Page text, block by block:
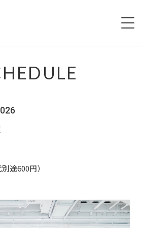
SCHEDULE
HALL INFO
CONTACT
途600円）